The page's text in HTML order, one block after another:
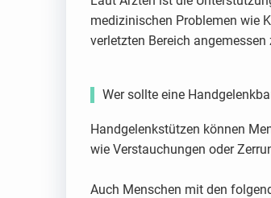
medizinischen Problemen wie
verletzten Bereich
Wer sollte eine
Handgelenkstützen können
wie Verstauchungen oder
Auch Menschen mit den